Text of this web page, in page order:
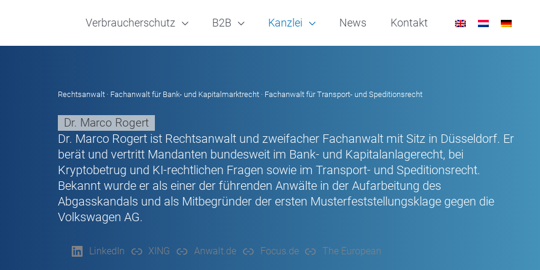
Verbraucherschutz B2B Kanzlei News Kontakt
Rechtsanwalt · Fachanwalt für Bank- und Kapitalmarktrecht · Fachanwalt für Transport- und Speditionsrecht
Dr. Marco Rogert
Dr. Marco Rogert ist Rechtsanwalt und zweifacher Fachanwalt mit Sitz in Düsseldorf. Er
berät und vertritt Mandanten bundesweit im Bank- und Kapitalanlagerecht, bei
Kryptobetrug und KI-rechtlichen Fragen sowie im Transport- und Speditionsrecht.
Bekannt wurde er als einer der führenden Anwälte in der Aufarbeitung des
Abgasskandals und als Mitbegründer der ersten Musterfeststellungsklage gegen die
Volkswagen AG.
LinkedIn XING Anwalt.de Focus.de The European